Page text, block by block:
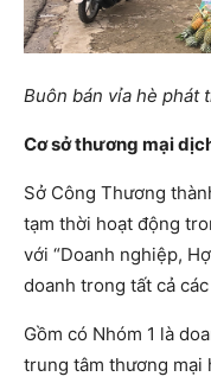
Buôn bán vỉa hè phát
Cơ sở thương mại
Sở Công Thương
tạm thời hoạt động
với “Doanh nghiệp,
doanh trong tất cả
Gồm có Nhóm 1 là
trung tâm thương mại